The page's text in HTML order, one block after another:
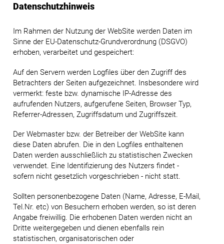
Datenschutzhinweis
Im Rahmen der Nutzung der WebSite werden Daten im
Sinne der EU-Datenschutz-Grundverordnung (DSGVO)
erhoben, verarbeitet und gespeichert:
Auf den Servern werden Logfiles über den Zugriff des
Betrachters der Seiten aufgezeichnet. Insbesondere wird
vermerkt: feste bzw. dynamische IP-Adresse des
aufrufenden Nutzers, aufgerufene Seiten, Browser Typ,
Referrer-Adressen, Zugriffsdatum und Zugriffszeit.
Der Webmaster bzw. der Betreiber der WebSite kann
diese Daten abrufen. Die in den Logfiles enthaltenen
Daten werden ausschließlich zu statistischen Zwecken
verwendet. Eine Identifizierung des Nutzers findet -
sofern nicht gesetzlich vorgeschrieben - nicht statt.
Sollten personenbezogene Daten (Name, Adresse, E-Mail,
Tel.Nr. etc) von Besuchern erhoben werden, so ist deren
Angabe freiwillig. Die erhobenen Daten werden nicht an
Dritte weitergegeben und dienen ebenfalls rein
statistischen, organisatorischen oder